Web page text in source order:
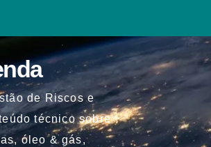
de Riscos e
técnico sobre
óleo & gás,